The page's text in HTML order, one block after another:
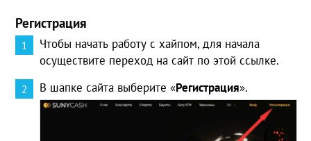
Регистрация
Чтобы начать работу с хайпом, для начала
осуществите переход на сайт по этой ссылке.
В шапке сайта выберите «Регистрация».